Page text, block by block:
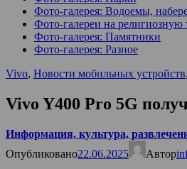
Фото-галерея: Водоемы,
Фото-галереи на религиозную
Фото-галерея: Памятники
Фото-галерея: Разное
Vivo, Новости мобильных устройств,
Vivo Y400 Pro 5G
Информация, культура,
Опубликовано22.06.2025 Автор